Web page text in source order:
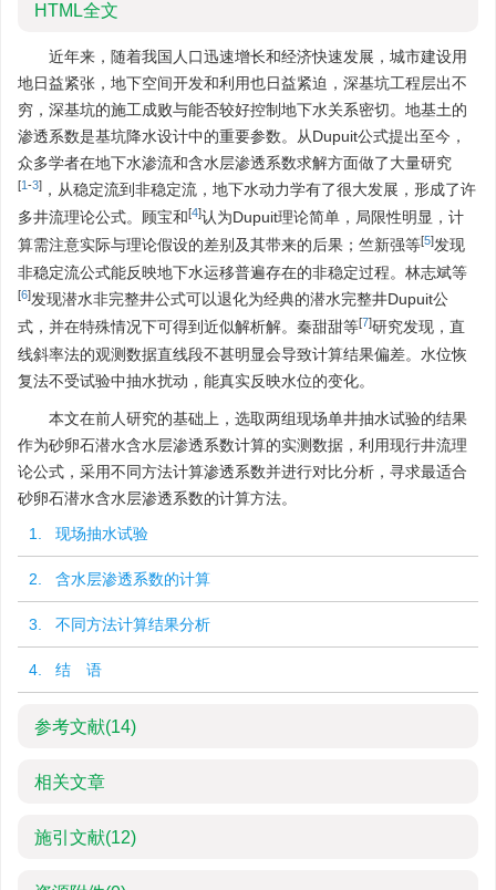
HTML全文
近年来，随着我国人口迅速增长和经济快速发展，城市建设用
地日益紧张，地下空间开发和利用也日益紧迫，深基坑工程层出不
穷，深基坑的施工成败与能否较好控制地下水关系密切。地基土的
渗透系数是基坑降水设计中的重要参数。从Dupuit公式提出至今，
众多学者在地下水渗流和含水层渗透系数求解方面做了大量研究
[1-3] ，从稳定流到非稳定流，地下水动力学有了很大发展，形成了许
多井流理论公式。顾宝和[4]认为Dupuit理论简单，局限性明显，计
算需注意实际与理论假设的差别及其带来的后果；竺新强等[5]发现
非稳定流公式能反映地下水运移普遍存在的非稳定过程。林志斌等
[6]发现潜水非完整井公式可以退化为经典的潜水完整井Dupuit公
式，并在特殊情况下可得到近似解析解。秦甜甜等[7]研究发现，直
线斜率法的观测数据直线段不甚明显会导致计算结果偏差。水位恢
复法不受试验中抽水扰动，能真实反映水位的变化。
本文在前人研究的基础上，选取两组现场单井抽水试验的结果
作为砂卵石潜水含水层渗透系数计算的实测数据，利用现行井流理
论公式，采用不同方法计算渗透系数并进行对比分析，寻求最适合
砂卵石潜水含水层渗透系数的计算方法。
1. 现场抽水试验
2. 含水层渗透系数的计算
3. 不同方法计算结果分析
4. 结 语
参考文献(14)
相关文章
施引文献(12)